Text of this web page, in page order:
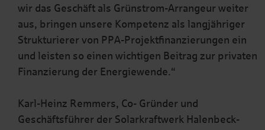
wir das Geschäft als Grünstrom-Arrangeur weiter
aus, bringen unsere Kompetenz als langjähriger
Strukturierer von PPA-Projektfinanzierungen ein
und leisten so einen wichtigen Beitrag zur privaten
Finanzierung der Energiewende.“
Karl-Heinz Remmers, Co- Gründer und
Geschäftsführer der Solarkraftwerk Halenbeck-